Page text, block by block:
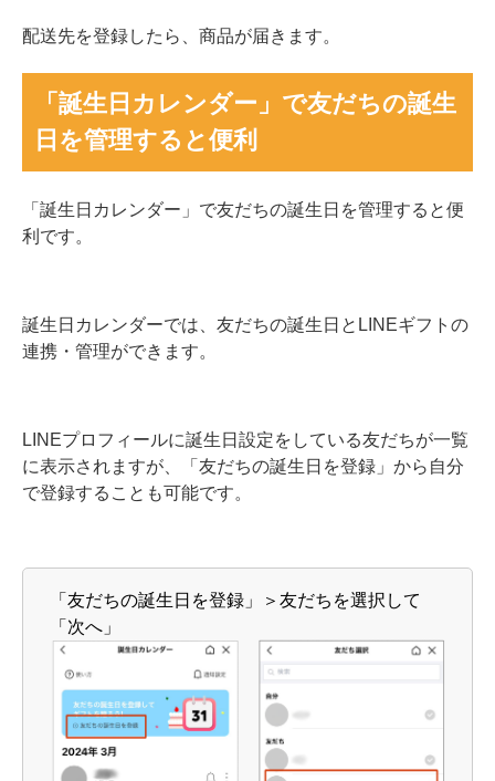
配送先を登録したら、商品が届きます。
「誕生日カレンダー」で友だちの誕生
日を管理すると便利
「誕生日カレンダー」で友だちの誕生日を管理すると便
利です。
誕生日カレンダーでは、友だちの誕生日とLINEギフトの
連携・管理ができます。
LINEプロフィールに誕生日設定をしている友だちが一覧
に表示されますが、「友だちの誕生日を登録」から自分
で登録することも可能です。
「友だちの誕生日を登録」＞友だちを選択して
「次へ」